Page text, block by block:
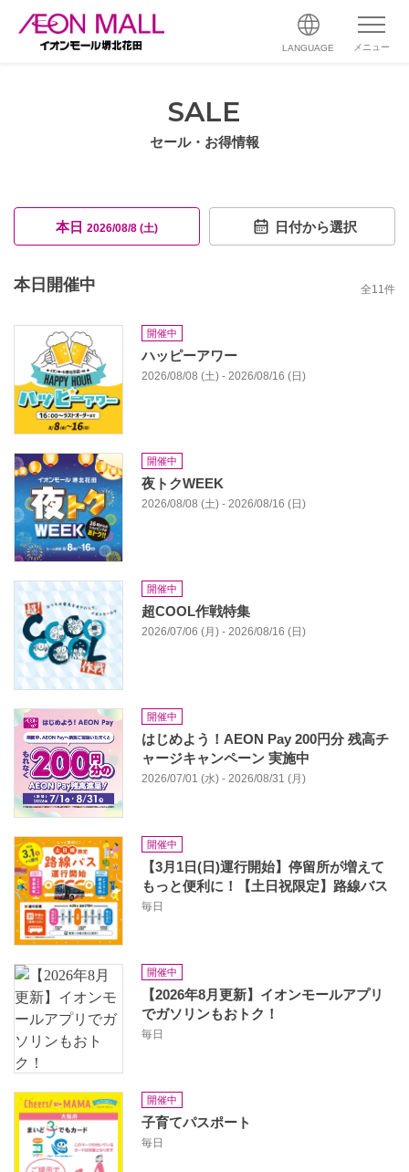
LANGUAGE メニュー
SALE
セール・お得情報
本日 2026/08/8 (土) 日付から選択
本日開催中 全11件
開催中
ハッピーアワー
2026/08/08 (土) - 2026/08/16 (日)
開催中
夜トクWEEK
2026/08/08 (土) - 2026/08/16 (日)
開催中
超COOL作戦特集
2026/07/06 (月) - 2026/08/16 (日)
開催中
はじめよう！AEON Pay 200円分 残高チ
ャージキャンペーン 実施中
2026/07/01 (水) - 2026/08/31 (月)
開催中
【3月1日(日)運行開始】停留所が増えて
もっと便利に！【土日祝限定】路線バス
毎日
開催中
【2026年8月更新】イオンモールアプリ
でガソリンもおトク！
毎日
開催中
子育てパスポート
毎日